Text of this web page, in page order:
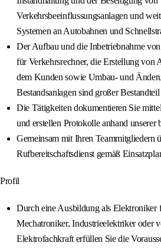
Verkehrsbeeinflussungsanlagen und
Systemen an Autobahnen und
Der Aufbau und die Inbetriebnahme
für Verkehrsrechner, die Erstellung von
dem Kunden sowie Umbau- und
Bestandsanlagen sind großer
Die Tätigkeiten dokumentieren Sie
und erstellen Protokolle anhand unserer
Gemeinsam mit Ihren Teammitgliedern
Rufbereitschaftsdienst gemäß
Profil
Durch eine Ausbildung als Elektroniker
Mechatroniker, Industrieelektriker oder
Elektrofachkraft erfüllen Sie die